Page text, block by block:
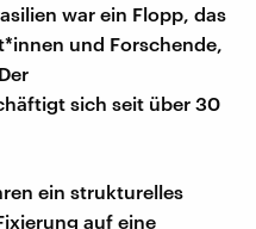
war ein Flopp, das
und Forschende,
sich seit über 30
ein strukturelles
auf eine